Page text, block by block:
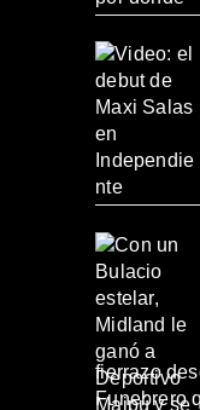
fierrazo
Funebrero